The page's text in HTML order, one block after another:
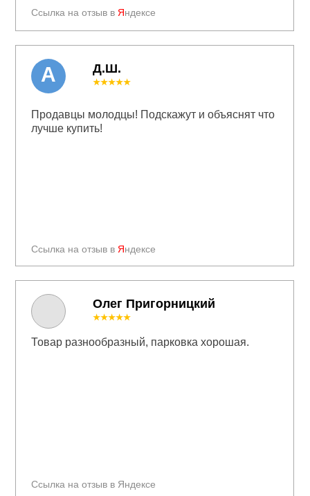
Олег Пригорницкий
Ссылка на отзыв в Яндексе
Д.Ш.
Ссылка на отзыв в Яндексе
★★★★★
Продавцы молодцы! Подскажут и объяснят что
лучше купить!
А
Ссылка на отзыв в Яндексе
★★★★★
Товар разнообразный, парковка хорошая.